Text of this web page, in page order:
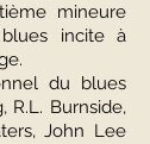
mineure
incite à
du blues
R.L. Burnside,
John Lee